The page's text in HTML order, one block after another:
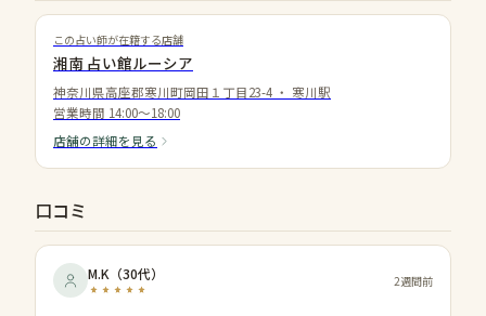
この占い師が在籍する店舗
湘南 占い館ルーシア
神奈川県高座郡寒川町岡田１丁目23-4 ・ 寒川駅
営業時間 14:00〜18:00
店舗の詳細を見る
口コミ
M.K （30代） 2週間前